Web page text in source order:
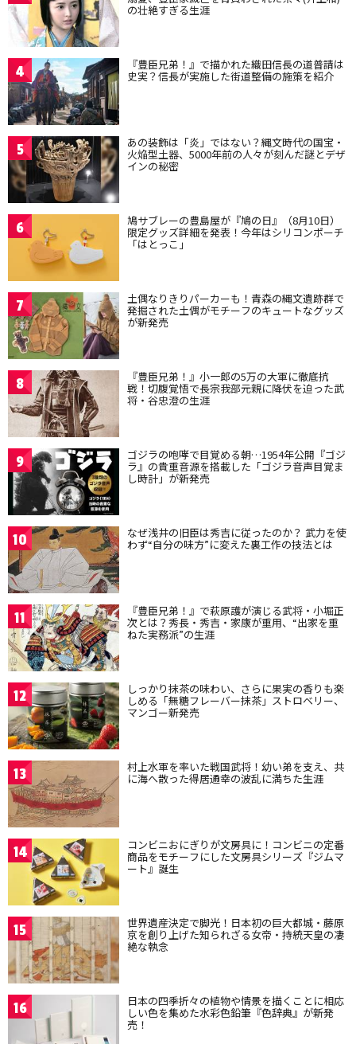
の壮絶すぎる生涯
4 『豊臣兄弟！』で描かれた織田信長の道普請は
史実？信長が実施した街道整備の施策を紹介
5 あの装飾は「炎」ではない？縄文時代の国宝・
火焔型土器、5000年前の人々が刻んだ謎とデザ
インの秘密
6 鳩サブレーの豊島屋が『鳩の日』（8月10日）
限定グッズ詳細を発表！今年はシリコンポーチ
「はとっこ」
7 土偶なりきりパーカーも！青森の縄文遺跡群で
発掘された土偶がモチーフのキュートなグッズ
が新発売
8 『豊臣兄弟！』小一郎の5万の大軍に徹底抗
戦！切腹覚悟で長宗我部元親に降伏を迫った武
将・谷忠澄の生涯
9 ゴジラの咆哮で目覚める朝…1954年公開『ゴジ
ラ』の貴重音源を搭載した「ゴジラ音声目覚ま
し時計」が新発売
10 なぜ浅井の旧臣は秀吉に従ったのか？ 武力を使
わず“自分の味方”に変えた裏工作の技法とは
11 『豊臣兄弟！』で萩原護が演じる武将・小堀正
次とは？秀長・秀吉・家康が重用、“出家を重
ねた実務派”の生涯
12 しっかり抹茶の味わい、さらに果実の香りも楽
しめる「無糖フレーバー抹茶」ストロベリー、
マンゴー新発売
13 村上水軍を率いた戦国武将！幼い弟を支え、共
に海へ散った得居通幸の波乱に満ちた生涯
14 コンビニおにぎりが文房具に！コンビニの定番
商品をモチーフにした文房具シリーズ『ジムマ
ート』誕生
15 世界遺産決定で脚光！日本初の巨大都城・藤原
京を創り上げた知られざる女帝・持統天皇の凄
絶な執念
16 日本の四季折々の植物や情景を描くことに相応
しい色を集めた水彩色鉛筆『色辞典』が新発
売！